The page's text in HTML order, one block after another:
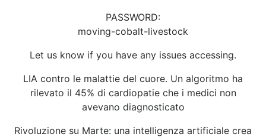
PASSWORD:
moving-cobalt-livestock
Let us know if you have any issues accessing.
LIA contro le malattie del cuore. Un algoritmo ha
rilevato il 45% di cardiopatie che i medici non
avevano diagnosticato
Rivoluzione su Marte: una intelligenza artificiale crea